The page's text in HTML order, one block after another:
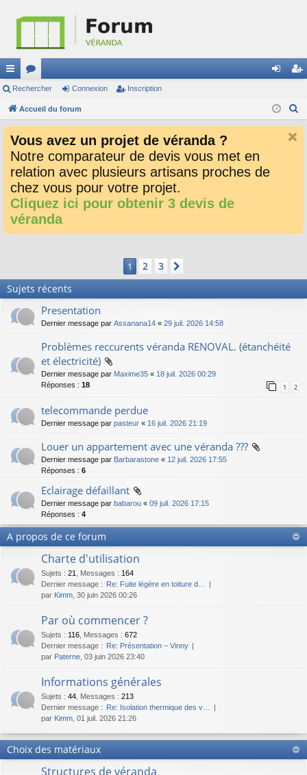
ac
co
ci
or
u
s
ne cri
Rechercher Connexion Inscription
Accueil du forum
Vous avez un projet de véranda ?
Notre comparateur de devis vous met en
relation avec plusieurs artisans proches de
chez vous pour votre projet.
Cliquez ici pour obtenir 3 devis de
véranda
1 2 3
Sujets récents
Presentation
Dernier message par Assanana14 « 29 juil. 2026 14:58
Problèmes reccurents véranda RENOVAL. (étanchéité
et électricité)
Dernier message par Maxime35 « 18 juil. 2026 00:29
Réponses : 18 1 2
telecommande perdue
Dernier message par pasteur « 16 juil. 2026 21:19
Louer un appartement avec une véranda ???
Dernier message par Barbarastone « 12 juil. 2026 17:55
Réponses : 6
Eclairage défaillant
Dernier message par babarou « 09 juil. 2026 17:15
Réponses : 4
A propos de ce forum
Charte d'utilisation
Sujets : 21 Messages : 164
Dernier message : Re: Fuite légère en toiture d…
par Kimm , 30 juin 2026 00:26
Par où commencer ?
Sujets : 116 Messages : 672
Dernier message : Re: Présentation – Vinny
par Paterne , 03 juin 2026 23:40
Informations générales
Sujets : 44 Messages : 213
Dernier message : Re: Isolation thermique des v…
par Kimm , 01 juil. 2026 21:26
Choix des matériaux
Structures de véranda